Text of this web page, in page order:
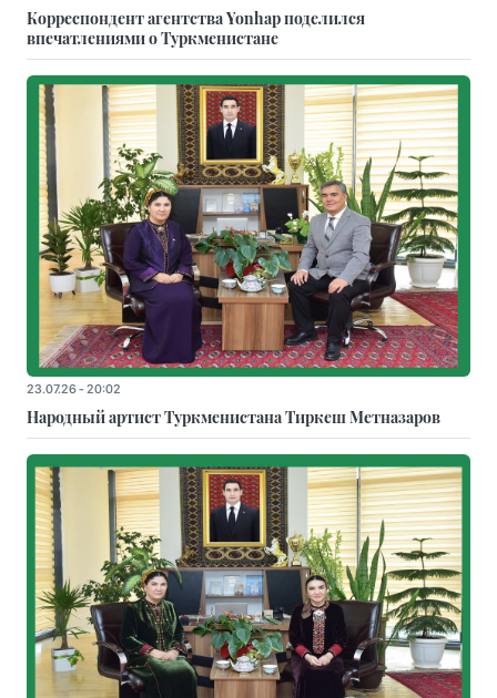
Корреспондент агентства Yonhap поделился
впечатлениями о Туркменистане
23.07.26 - 20:02
Народный артист Туркменистана Тиркеш Мeтназаров